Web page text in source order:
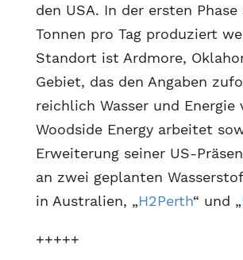
den USA. In der ersten
Tonnen pro Tag produziert
Standort ist Ardmore,
Gebiet, das den Angaben
reichlich Wasser und Energie
Woodside Energy arbeitet
Erweiterung seiner US-
an zwei geplanten
in Australien, „H2Perth“ und „
+++++